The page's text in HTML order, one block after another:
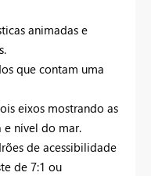
animadas e
que contam uma
eixos mostrando as
e nível do mar.
de acessibilidade
de 7:1 ou